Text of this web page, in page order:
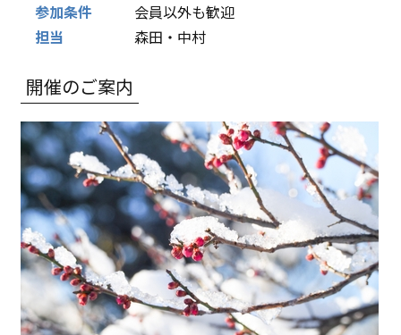
参加条件
会員以外も歓迎
担当
森田・中村
開催のご案内